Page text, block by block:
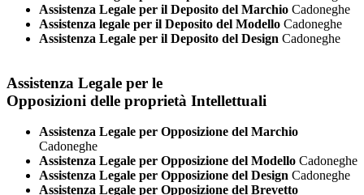
Assistenza Legale per il Deposito del Marchio Cadoneghe
Assistenza legale per il Deposito del Modello Cadoneghe
Assistenza Legale per il Deposito del Design Cadoneghe
Assistenza Legale per le
Opposizioni delle proprietà Intellettuali
Assistenza Legale per Opposizione del Marchio
Cadoneghe
Assistenza Legale per Opposizione del Modello Cadoneghe
Assistenza Legale per Opposizione del Design Cadoneghe
Assistenza Legale per Opposizione del Brevetto